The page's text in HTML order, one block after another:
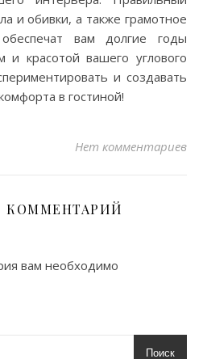
и обивки, а также грамотное
вам долгие годы
и красотой вашего углового
и создавать
в гостиной!
Нет комментариев
КОММЕНТАРИЙ
вам необходимо
Поиск